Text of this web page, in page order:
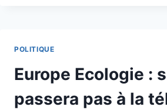
ZÉNITH
POLITIQUE
Europe Ecologie :
passera pas à la